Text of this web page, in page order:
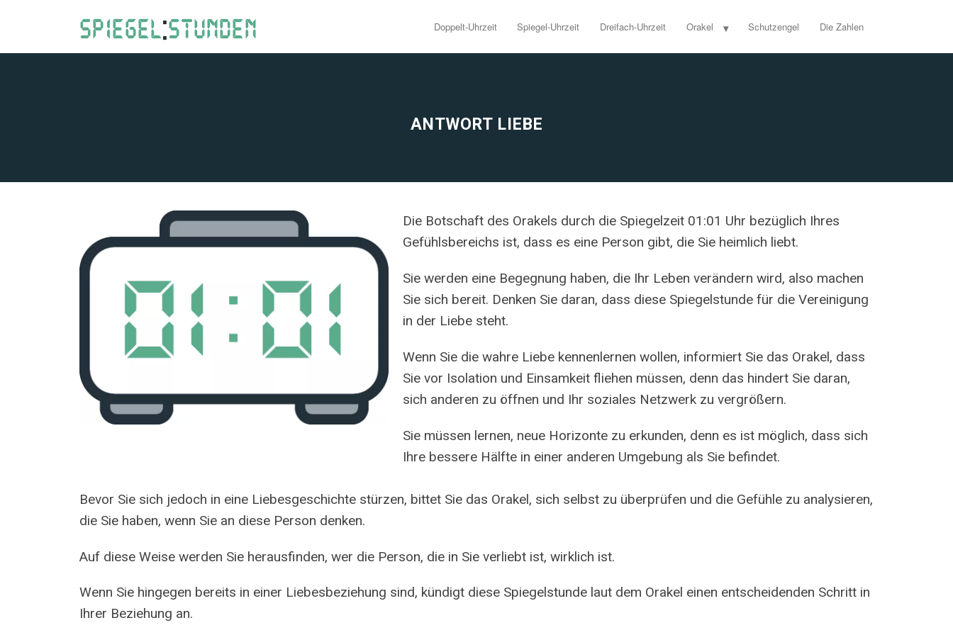
Doppelt-Uhrzeit Spiegel-Uhrzeit Dreifach-Uhrzeit Orakel Schutzengel Die Zahlen
ANTWORT LIEBE
Die Botschaft des Orakels durch die Spiegelzeit 01:01 Uhr bezüglich Ihres
Gefühlsbereichs ist, dass es eine Person gibt, die Sie heimlich liebt.
Sie werden eine Begegnung haben, die Ihr Leben verändern wird, also machen
Sie sich bereit. Denken Sie daran, dass diese Spiegelstunde für die Vereinigung
in der Liebe steht.
Wenn Sie die wahre Liebe kennenlernen wollen, informiert Sie das Orakel, dass
Sie vor Isolation und Einsamkeit fliehen müssen, denn das hindert Sie daran,
sich anderen zu öffnen und Ihr soziales Netzwerk zu vergrößern.
Sie müssen lernen, neue Horizonte zu erkunden, denn es ist möglich, dass sich
Ihre bessere Hälfte in einer anderen Umgebung als Sie befindet.
Bevor Sie sich jedoch in eine Liebesgeschichte stürzen, bittet Sie das Orakel, sich selbst zu überprüfen und die Gefühle zu analysieren,
die Sie haben, wenn Sie an diese Person denken.
Auf diese Weise werden Sie herausfinden, wer die Person, die in Sie verliebt ist, wirklich ist.
Wenn Sie hingegen bereits in einer Liebesbeziehung sind, kündigt diese Spiegelstunde laut dem Orakel einen entscheidenden Schritt in
Ihrer Beziehung an.